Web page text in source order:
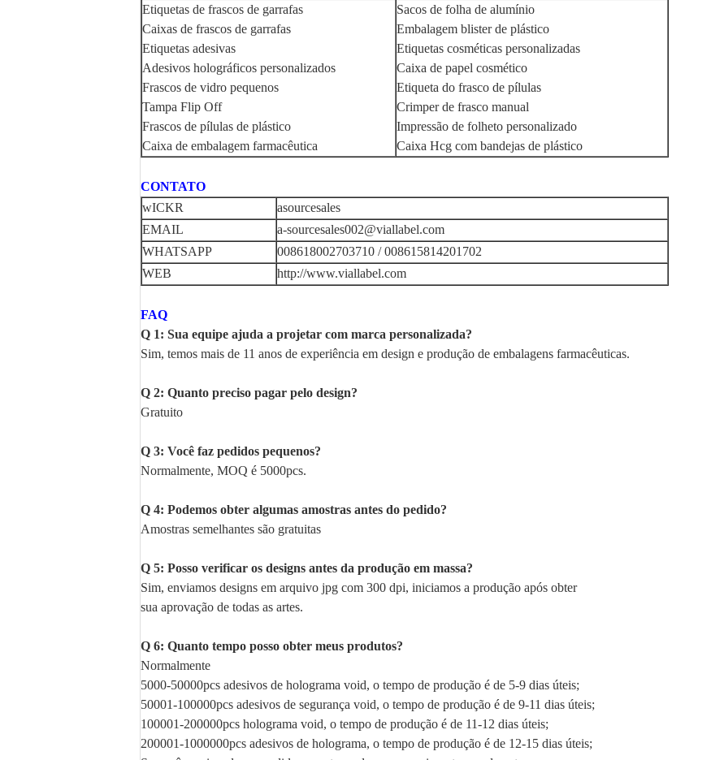
Etiquetas de frascos de garrafas
Caixas de frascos de garrafas
Etiquetas adesivas
Adesivos holográficos personalizados
Frascos de vidro pequenos
Tampa Flip Off
Frascos de pílulas de plástico
Caixa de embalagem farmacêutica
Sacos de folha de alumínio
Embalagem blister de plástico
Etiquetas cosméticas personalizadas
Caixa de papel cosmético
Etiqueta do frasco de pílulas
Crimper de frasco manual
Impressão de folheto personalizado
Caixa Hcg com bandejas de plástico
CONTATO
wICKR
asourcesales
EMAIL
a-sourcesales002@viallabel.com
WHATSAPP
008618002703710 / 008615814201702
WEB
http://www.viallabel.com
FAQ
Q 1: Sua equipe ajuda a projetar com marca personalizada?
Sim, temos mais de 11 anos de experiência em design e produção de embalagens farmacêuticas.
Q 2: Quanto preciso pagar pelo design?
Gratuito
Q 3: Você faz pedidos pequenos?
Normalmente, MOQ é 5000pcs.
Q 4: Podemos obter algumas amostras antes do pedido?
Amostras semelhantes são gratuitas
Q 5: Posso verificar os designs antes da produção em massa?
Sim, enviamos designs em arquivo jpg com 300 dpi, iniciamos a produção após obter
sua aprovação de todas as artes.
Q 6: Quanto tempo posso obter meus produtos?
Normalmente
5000-50000pcs adesivos de holograma void, o tempo de produção é de 5-9 dias úteis;
50001-100000pcs adesivos de segurança void, o tempo de produção é de 9-11 dias úteis;
100001-200000pcs holograma void, o tempo de produção é de 11-12 dias úteis;
200001-1000000pcs adesivos de holograma, o tempo de produção é de 12-15 dias úteis;